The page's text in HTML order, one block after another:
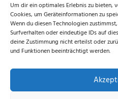
Um dir ein optimales Erlebnis zu bieten,
Cookies, um Geräteinformationen zu
Wenn du diesen Technologien
Surfverhalten oder eindeutige IDs auf
deine Zustimmung nicht erteilst oder
und Funktionen beeinträchtigt werden.
Previous article
Folge uns auf